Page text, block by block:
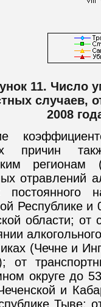
11. Число
случаев,
2008
причин
отравлений
постоянного
Республике
области; от
(Чечне и
от
округе до
и
Тыве;